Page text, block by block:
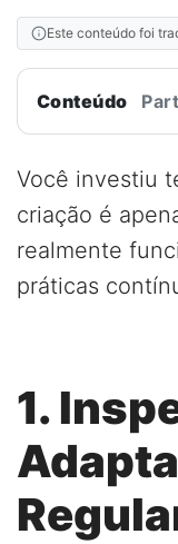
Este conteúdo foi
Conteúdo
Você investiu
criação é
realmente
práticas
1.